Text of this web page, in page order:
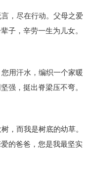
，尽在行动。父母之爱
子，辛劳一生为儿女。
用汗水，编织一个家暖
强，挺出脊梁压不弯。
，而我是树底的幼草。
的爸爸，您是我最坚实